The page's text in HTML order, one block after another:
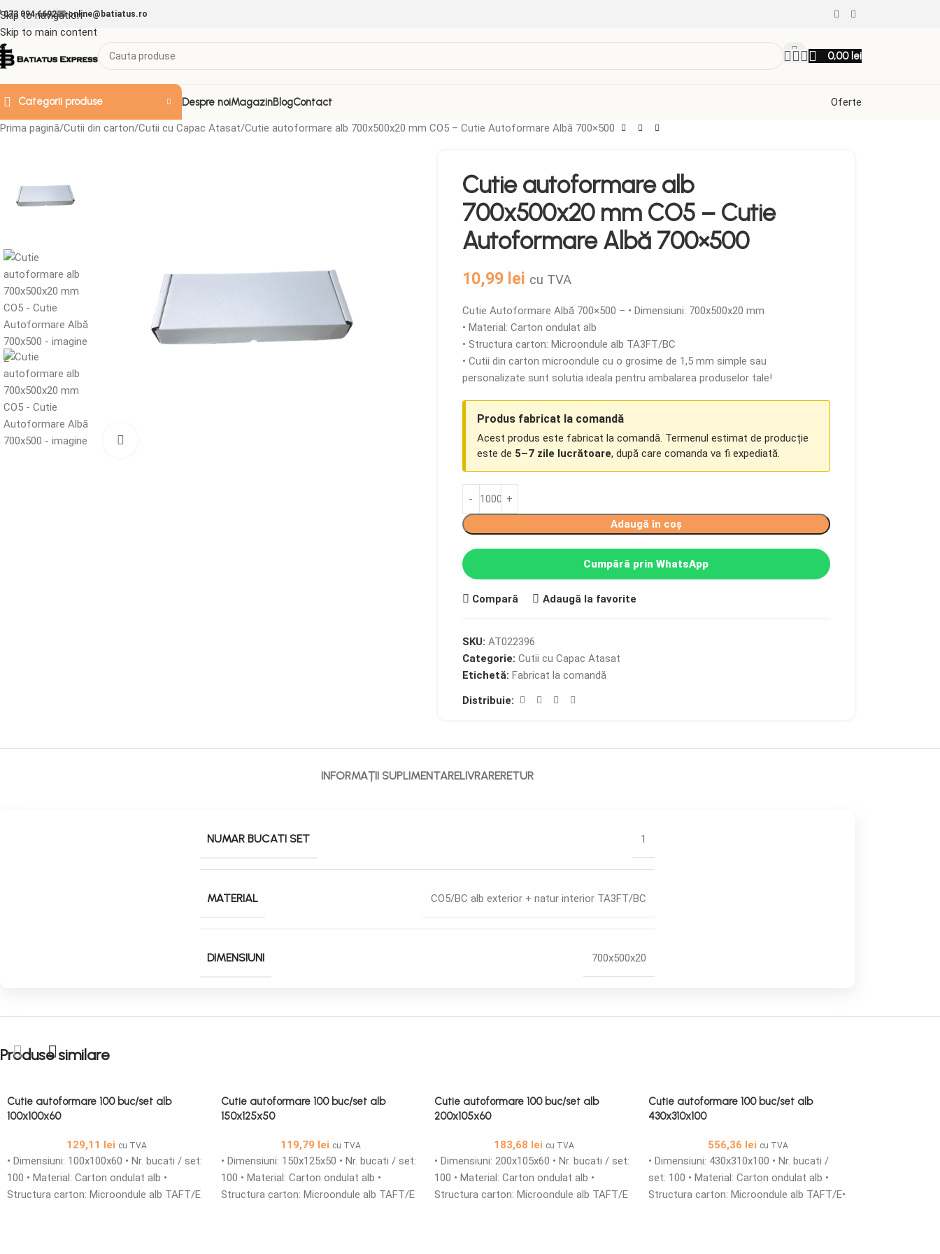
Skip to navigation
Skip to main content
073 094 6692 online@batiatus.ro
0,00 lei
Categorii produse
Doze de plastic
Masina Termosudare
Sticle de plastic
Tava autoservire
Despre noiMagazinBlogContact Oferte
Prima pagină Cutii din carton Cutii cu Capac Atasat Cutie autoformare alb 700x500x20 mm CO5 – Cutie Autoformare Albă 700×500
Cutie autoformare alb
700x500x20 mm CO5 – Cutie
Autoformare Albă 700×500
10,99 lei cu TVA
Cutie Autoformare Albă 700×500 – • Dimensiuni: 700x500x20 mm
• Material: Carton ondulat alb
• Structura carton: Microondule alb TA3FT/BC
• Cutii din carton microondule cu o grosime de 1,5 mm simple sau
personalizate sunt solutia ideala pentru ambalarea produselor tale!
Produs fabricat la comandă
Acest produs este fabricat la comandă. Termenul estimat de producție
este de 5–7 zile lucrătoare, după care comanda va fi expediată.
Adaugă în coș
Cumpără prin WhatsApp
Compară Adaugă la favorite
SKU: AT022396
Categorie: Cutii cu Capac Atasat
Etichetă: Fabricat la comandă
Distribuie:
INFORMAȚII SUPLIMENTARELIVRARERETUR
NUMAR BUCATI SET 1
MATERIAL CO5/BC alb exterior + natur interior TA3FT/BC
DIMENSIUNI 700x500x20
Produse similare
Cutie autoformare 100 buc/set alb
100x100x60
129,11 lei cu TVA
• Dimensiuni: 100x100x60 • Nr. bucati / set:
100 • Material: Carton ondulat alb •
Structura carton: Microondule alb TAFT/E
Cutie autoformare 100 buc/set alb
150x125x50
119,79 lei cu TVA
• Dimensiuni: 150x125x50 • Nr. bucati / set:
100 • Material: Carton ondulat alb •
Structura carton: Microondule alb TAFT/E
Cutie autoformare 100 buc/set alb
200x105x60
183,68 lei cu TVA
• Dimensiuni: 200x105x60 • Nr. bucati / set:
100 • Material: Carton ondulat alb •
Structura carton: Microondule alb TAFT/E
Cutie autoformare 100 buc/set alb
430x310x100
556,36 lei cu TVA
• Dimensiuni: 430x310x100 • Nr. bucati /
set: 100 • Material: Carton ondulat alb •
Structura carton: Microondule alb TAFT/E•